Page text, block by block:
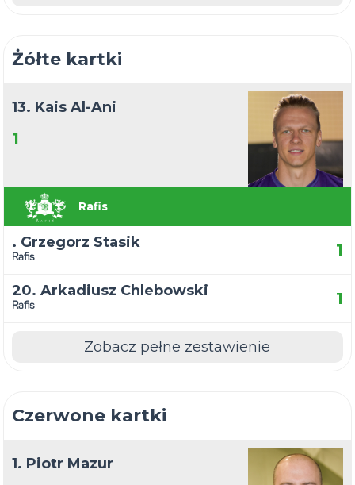
Żółte kartki
13. Kais Al-Ani
1
Rafis
. Grzegorz Stasik
Rafis 1
20. Arkadiusz Chlebowski
Rafis 1
Zobacz pełne zestawienie
Czerwone kartki
1. Piotr Mazur